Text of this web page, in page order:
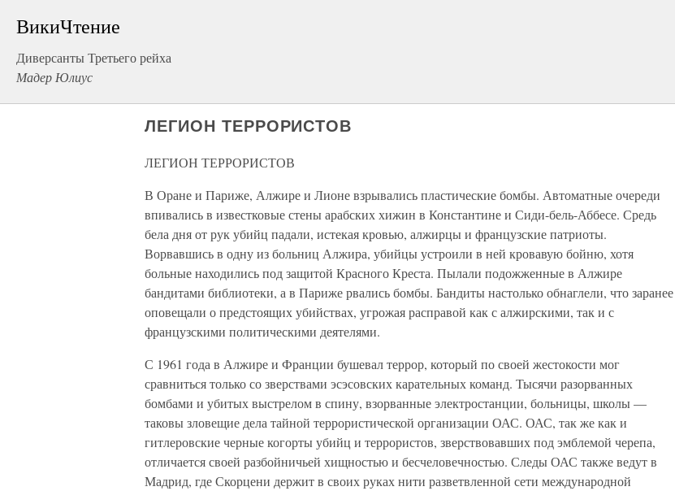
ВикиЧтение
Диверсанты Третьего рейха
Мадер Юлиус
ЛЕГИОН ТЕРРОРИСТОВ
ЛЕГИОН ТЕРРОРИСТОВ
В Оране и Париже, Алжире и Лионе взрывались пластические бомбы. Автоматные очереди
впивались в известковые стены арабских хижин в Константине и Сиди-бель-Аббесе. Средь
бела дня от рук убийц падали, истекая кровью, алжирцы и французские патриоты.
Ворвавшись в одну из больниц Алжира, убийцы устроили в ней кровавую бойню, хотя
больные находились под защитой Красного Креста. Пылали подожженные в Алжире
бандитами библиотеки, а в Париже рвались бомбы. Бандиты настолько обнаглели, что заранее
оповещали о предстоящих убийствах, угрожая расправой как с алжирскими, так и с
французскими политическими деятелями.
С 1961 года в Алжире и Франции бушевал террор, который по своей жестокости мог
сравниться только со зверствами эсэсовских карательных команд. Тысячи разорванных
бомбами и убитых выстрелом в спину, взорванные электростанции, больницы, школы —
таковы зловещие дела тайной террористической организации ОАС. ОАС, так же как и
гитлеровские черные когорты убийц и террористов, зверствовавших под эмблемой черепа,
отличается своей разбойничьей хищностью и бесчеловечностью. Следы ОАС также ведут в
Мадрид, где Скорцени держит в своих руках нити разветвленной сети международной